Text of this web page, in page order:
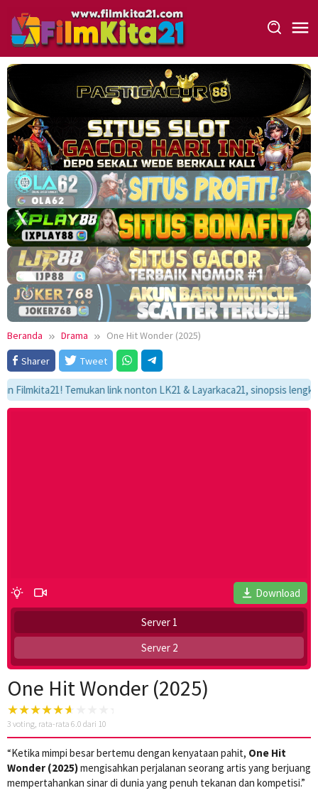
konten
Beranda Drama
One Hit Wonder (2025)
Sharer
Tweet
Temukan link nonton LK21 & Layarkaca21, sinopsis
Download
Server 1
Server 2
One Hit Wonder (2025)
3 voting, rata-rata 6.0 dari 10
“Ketika mimpi besar bertemu dengan kenyataan pahit, One Hit
Wonder (2025)mengisahkan perjalanan seorang artis yang berjuang
mempertahankan sinar di dunia yang penuh tekanan dan kompetisi.”